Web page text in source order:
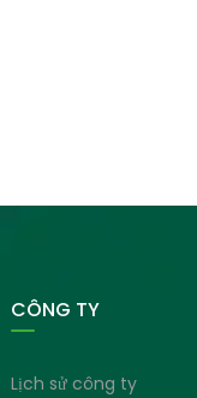
CÔNG TY
Lịch sử công ty